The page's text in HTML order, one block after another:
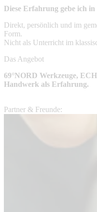
Diese Erfahrung gebe ich
Direkt, persönlich und im
Form.
Nicht als Unterricht im
Das Angebot
69°NORD Werkzeuge,
Handwerk als Erfahrung.
Partner & Freunde: